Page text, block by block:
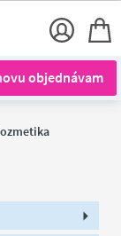
objednávam